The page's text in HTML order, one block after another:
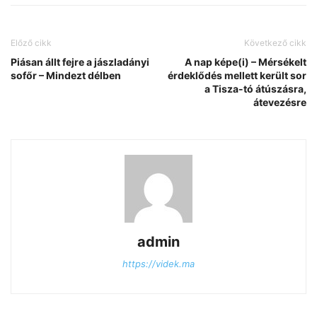
Előző cikk
Piásan állt fejre a jászladányi
sofőr – Mindezt délben
Következő cikk
A nap képe(i) – Mérsékelt
érdeklődés mellett került sor
a Tisza-tó átúszásra,
átevezésre
admin
https://videk.ma